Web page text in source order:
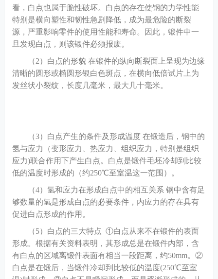
看，白点也属于脆性破坏。白点的存在使钢的力学性能
特别是横向塑性和韧性急剧降低，成为最危险的断裂
源，严重影响零件的使用性能和寿命。因此，锻件中一
旦发现白点，则该锻件必须报废。
（2）白点的形貌 在锻件的纵向断裂面上呈现为边缘
清晰的圆形或椭圆形银白色斑点，在横向低倍试片上为
发丝状小裂纹，长度几毫米，最大几十毫米。
（3）白点产生的条件及形成温度 在锻造后，钢中的
氢与应力（变形应力、热应力、组织应力，特别是组织
应力)联合作用下产生白点。白点是锻件毛坯冷却到比较
低的温度时形成的（约250℃至室温这一范围）。
（4）氢和应力在形成白点中的相互关系 钢中含有足
够数量的氢是形成白点的必要条件，内应力的存在具有
促进白点形成的作用。
（5）白点的三大特点 ①白点从来不在锻件的表面
形成。根据有关资料表明，其形成总是在锻件内部，含
有白点的区域离锻件表面有相当一段距离，约50mm。②
白点是在锻后，当锻件冷却到比较低的温度(250℃至室